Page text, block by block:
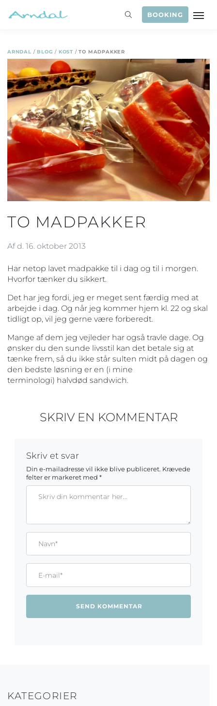
BOOKING
ARNDAL / BLOG / KOST /TO MADPAKKER
TO MADPAKKER
Af d. 16. oktober 2013
Har netop lavet madpakke til i dag og til i morgen.
Hvorfor tænker du sikkert.
Det har jeg fordi, jeg er meget sent færdig med at
arbejde i dag. Og når jeg kommer hjem kl. 22 og skal
tidligt op, vil jeg gerne være forberedt.
Mange af dem jeg vejleder har også travle dage. Og
ønsker du den sunde livsstil kan det betale sig at
tænke frem, så du ikke står sulten midt på dagen og
den bedste løsning er en (i mine
terminologi) halvdød sandwich.
SKRIV EN KOMMENTAR
Skriv et svar
Din e-mailadresse vil ikke blive publiceret. Krævede
felter er markeret med *
KATEGORIER